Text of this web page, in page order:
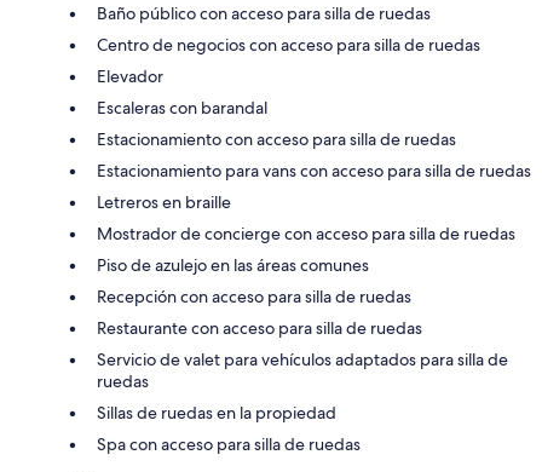
Baño público con acceso para silla de ruedas
Centro de negocios con acceso para silla de ruedas
Elevador
Escaleras con barandal
Estacionamiento con acceso para silla de ruedas
Estacionamiento para vans con acceso para silla de ruedas
Letreros en braille
Mostrador de concierge con acceso para silla de ruedas
Piso de azulejo en las áreas comunes
Recepción con acceso para silla de ruedas
Restaurante con acceso para silla de ruedas
Servicio de valet para vehículos adaptados para silla de
ruedas
Sillas de ruedas en la propiedad
Spa con acceso para silla de ruedas